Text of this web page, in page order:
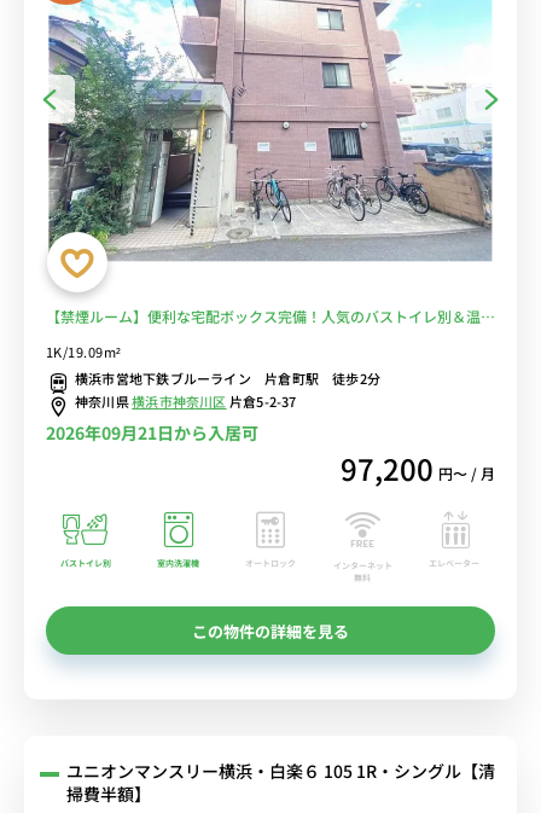
【禁煙ルーム】便利な宅配ボックス完備！人気のバストイレ別＆温水
家電のあるお部屋/神奈川大学横浜キャンパスまで徒歩通学■選べる
Wi-Fi格安レンタル中！
1K/19.09m²
横浜市営地下鉄ブルーライン 片倉町駅 徒歩2分
神奈川県横浜市神奈川区片倉5-2-37
2026年09月21日から入居可
97,200 円〜 / 月
バストイレ別 室内洗濯機 オートロック
インターネット
無料
エレベーター
この物件の詳細を見る
ユニオンマンスリー横浜・白楽６ 105 1R・シングル【清
掃費半額】